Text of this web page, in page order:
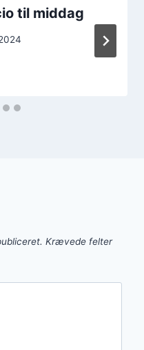
til middag
Krævede felter